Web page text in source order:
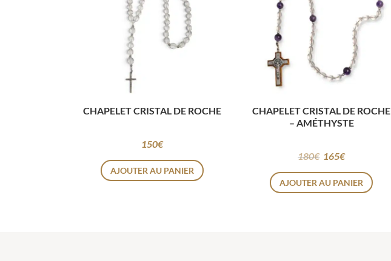
CHAPELET CRISTAL DE ROCHE
150€
AJOUTER AU PANIER
CHAPELET CRISTAL DE ROCHE
– AMÉTHYSTE
180€ 165€
AJOUTER AU PANIER